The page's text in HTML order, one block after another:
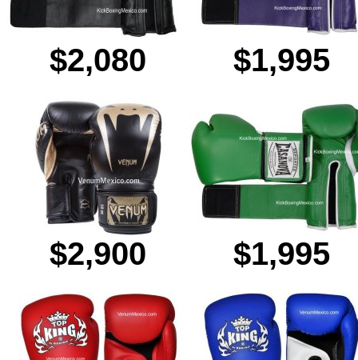
$2,080 $1,995
$2,900 $1,995